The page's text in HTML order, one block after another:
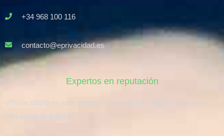
+34 968 100 116
contacto@eprivacidad.es
Expertos en reputación
ePrivacidad® es una empresa experta en eliminar contenido
perjudicial de Internet.